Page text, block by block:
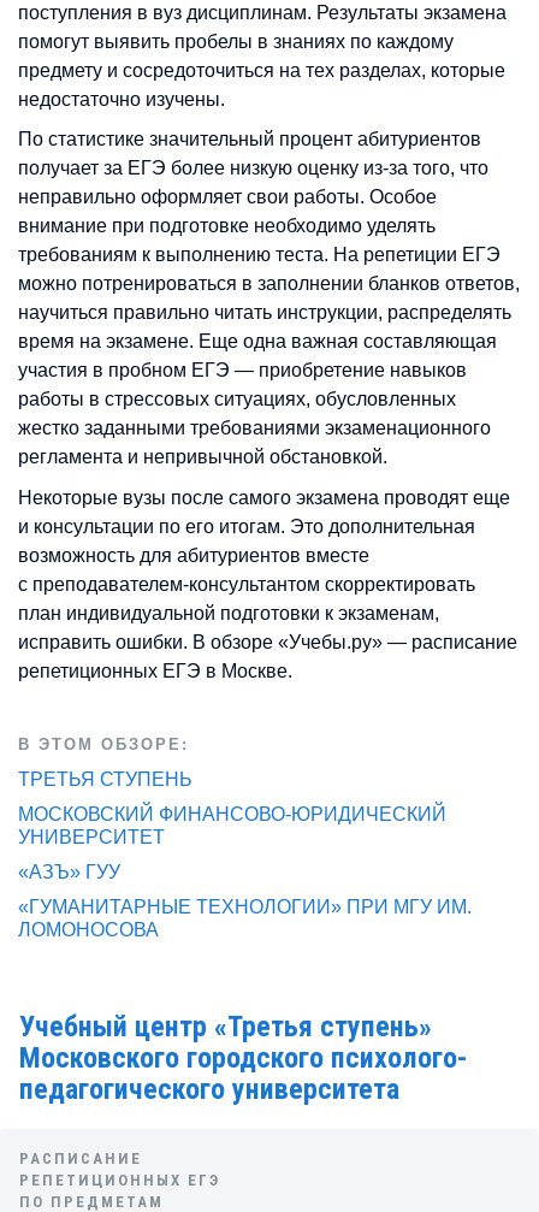
поступления в вуз дисциплинам. Результаты экзамена
помогут выявить пробелы в знаниях по каждому
предмету и сосредоточиться на тех разделах, которые
недостаточно изучены.
По статистике значительный процент абитуриентов
получает за ЕГЭ более низкую оценку из-за того, что
неправильно оформляет свои работы. Особое
внимание при подготовке необходимо уделять
требованиям к выполнению теста. На репетиции ЕГЭ
можно потренироваться в заполнении бланков ответов,
научиться правильно читать инструкции, распределять
время на экзамене. Еще одна важная составляющая
участия в пробном ЕГЭ — приобретение навыков
работы в стрессовых ситуациях, обусловленных
жестко заданными требованиями экзаменационного
регламента и непривычной обстановкой.
Некоторые вузы после самого экзамена проводят еще
и консультации по его итогам. Это дополнительная
возможность для абитуриентов вместе
с преподавателем-консультантом скорректировать
план индивидуальной подготовки к экзаменам,
исправить ошибки. В обзоре «Учебы.ру» — расписание
репетиционных ЕГЭ в Москве.
В ЭТОМ ОБЗОРЕ:
ТРЕТЬЯ СТУПЕНЬ
МОСКОВСКИЙ ФИНАНСОВО-ЮРИДИЧЕСКИЙ
УНИВЕРСИТЕТ
«АЗЪ» ГУУ
«ГУМАНИТАРНЫЕ ТЕХНОЛОГИИ» ПРИ МГУ ИМ.
ЛОМОНОСОВА
Учебный центр «Третья ступень»
Московского городского психолого-
педагогического университета
РАСПИСАНИЕ
РЕПЕТИЦИОННЫХ ЕГЭ
ПО ПРЕДМЕТАМ